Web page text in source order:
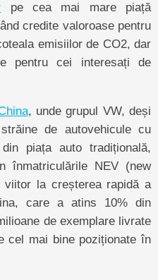
pe cea mai mare piață
credite valoroase pentru
emisiilor de CO2, dar
pentru cei interesați de
, unde grupul VW, deși
de autovehicule cu
piața auto tradițională,
înmatriculările NEV (new
la creșterea rapidă a
care a atins 10% din
de exemplare livrate
cel mai bine poziționate în